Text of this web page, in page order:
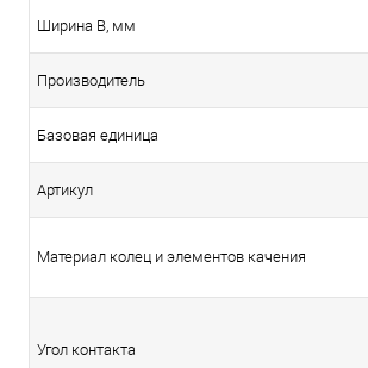
Ширина B, мм
Производитель
Базовая единица
Артикул
Материал колец и элементов качения
Угол контакта